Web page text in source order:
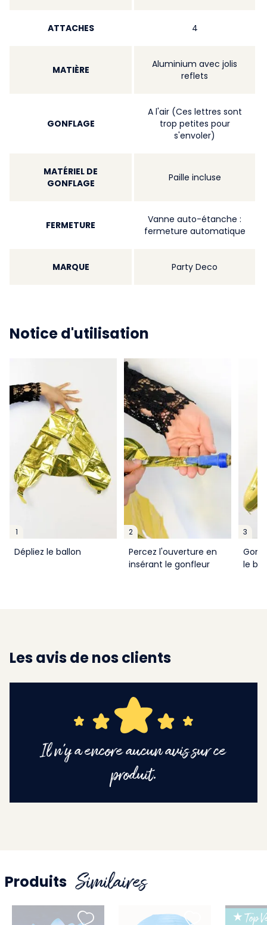
ATTACHES 4
MATIÈRE
Aluminium avec jolis
reflets
GONFLAGE
A l'air (Ces lettres sont
trop petites pour
s'envoler)
MATÉRIEL DE
GONFLAGE
Paille incluse
FERMETURE
Vanne auto-étanche :
fermeture automatique
MARQUE Party Deco
Notice d'utilisation
1
Dépliez le ballon
2
Percez l'ouverture en
insérant le gonfleur
3
le
Les avis de nos clients
Il n'y a encore aucun avis sur ce
produit.
Produits Similaires
★ Top